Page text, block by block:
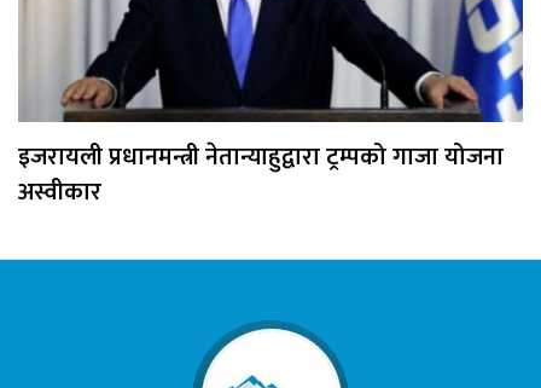
इजरायली प्रधानमन्त्री नेतान्याहुद्वारा ट्रम्पको गाजा योजना
अस्वीकार